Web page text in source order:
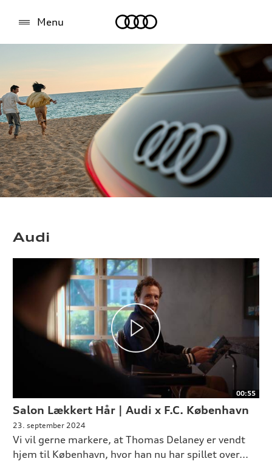
Menu
Audi
00:55
Salon Lækkert Hår | Audi x F.C. København
23. september 2024
Vi vil gerne markere, at Thomas Delaney er vendt
hjem til København, hvor han nu har spillet over...